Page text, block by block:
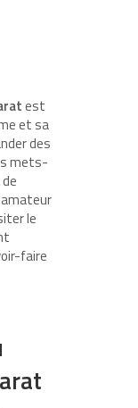
est
et sa
des
mets-
le
faire